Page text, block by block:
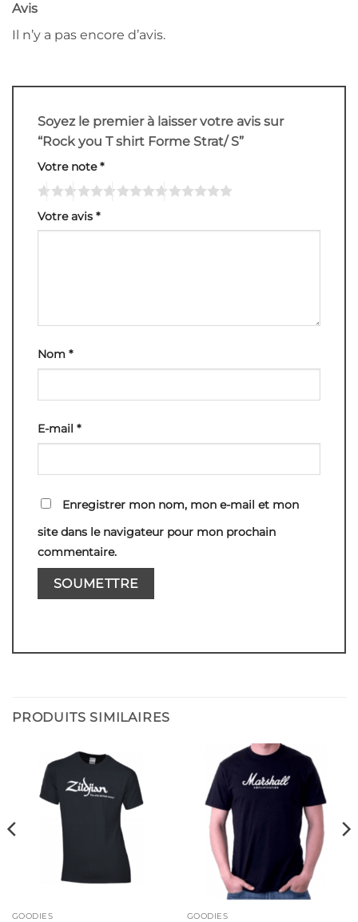
Avis
Il n’y a pas encore d’avis.
Soyez le premier à laisser votre avis sur
“Rock you T shirt Forme Strat/ S”
Votre note*
Votre avis *
Nom *
E-mail *
Enregistrer mon nom, mon e-mail et mon
site dans le navigateur pour mon prochain
commentaire.
PRODUITS SIMILAIRES
GOODIES GOODIES